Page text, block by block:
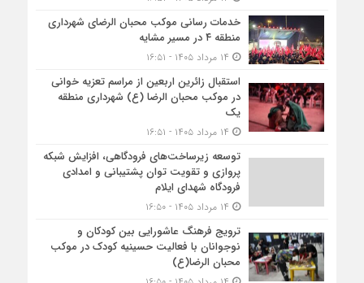
خدمات رسانی موکب محبان الرضای شهرداری
منطقه ۴ در مسیر مشایه
استقبال زائرین اربعین از مراسم تعزیه خوانی
در موکب محبان الرضا (ع) شهرداری منطقه
یک
توسعه زیرساخت‌های فرودگاهی، افزایش شبکه
پروازی و تقویت توان پشتیبانی و امدادی
فرودگاه شهدای ایلام
ترویج فرهنگ عاشورایی بین کودکان و
نوجوانان با فعالیت حسینیه کودک در موکب
محبان الرضا(ع)